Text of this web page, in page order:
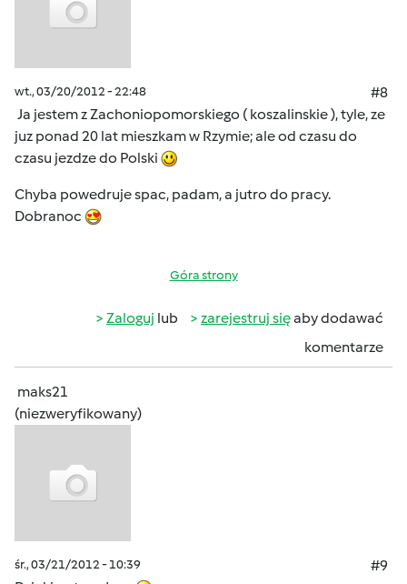
wt., 03/20/2012 - 22:48
#8
Ja jestem z Zachoniopomorskiego ( koszalinskie ), tyle, ze
juz ponad 20 lat mieszkam w Rzymie; ale od czasu do
czasu jezdze do Polski
Chyba powedruje spac, padam, a jutro do pracy.
Dobranoc
Góra strony
Zaloguj lub zarejestruj sięaby dodawać
komentarze
maks21
(niezweryfikowany)
śr., 03/21/2012 - 10:39
#9